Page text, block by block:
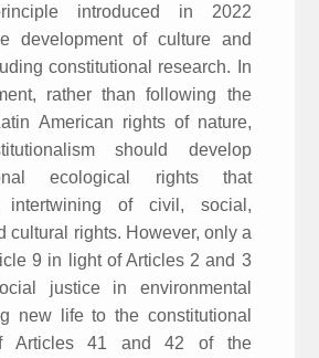
introduced in 2022
development of culture and
constitutional research. In
rather than following the
American rights of nature,
should develop
ecological rights that
intertwining of civil, social,
cultural rights. However, only a
9 in light of Articles 2 and 3
justice in environmental
new life to the constitutional
Articles 41 and 42 of the